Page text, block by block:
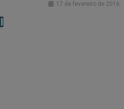
17 de fevereiro de 2016